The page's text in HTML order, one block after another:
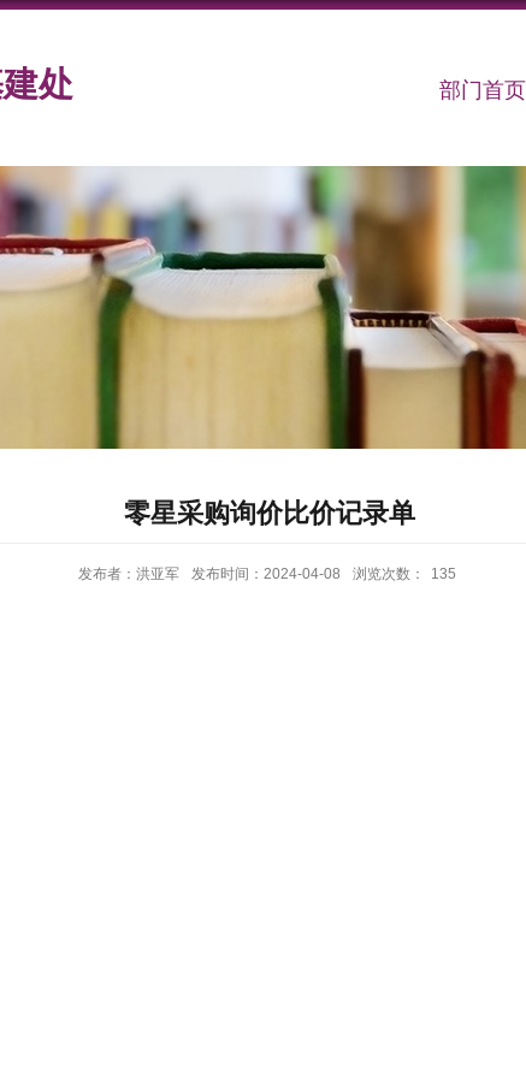
处 部门首页
零星采购询价比价记录单
发布者：洪亚军 发布时间：2024-04-08 浏览次数： 135